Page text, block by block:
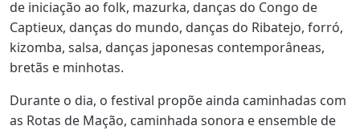
de iniciação ao folk, mazurka, danças do Congo de
Captieux, danças do mundo, danças do Ribatejo, forró,
kizomba, salsa, danças japonesas contemporâneas,
bretãs e minhotas.
Durante o dia, o festival propõe ainda caminhadas com
as Rotas de Mação, caminhada sonora e ensemble de